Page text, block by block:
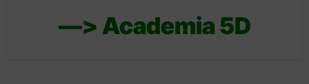
—> Academia 5D